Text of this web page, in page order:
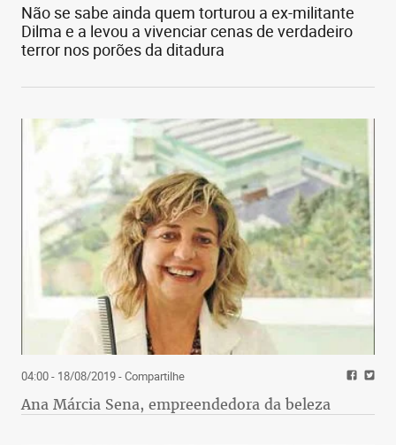
Não se sabe ainda quem torturou a ex-militante
Dilma e a levou a vivenciar cenas de verdadeiro
terror nos porões da ditadura
04:00 - 18/08/2019- Compartilhe
Ana Márcia Sena, empreendedora da beleza